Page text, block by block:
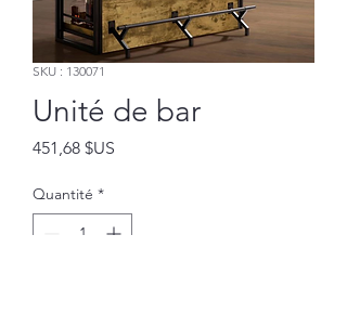
SKU : 130071
Unité de bar
451,68 $US
Quantité *